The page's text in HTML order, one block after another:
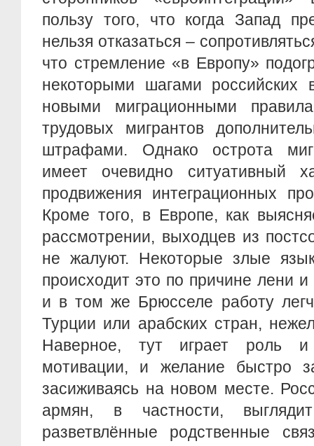
пользу того, что когда Запад
нельзя отказаться –
что стремление «в Европу»
некоторыми шагами российских
новыми миграционными
трудовых мигрантов
штрафами. Однако острота
имеет очевидно ситуативный
продвижения интеграционных
Кроме того, в Европе, как
рассмотрении, выходцев из
не жалуют. Некоторые злые
происходит это по причине лени и
и в том же Брюсселе работу
Турции или арабских стран,
Наверное, тут играет роль и
мотивации, и желание быстро
засиживаясь на новом месте.
армян, в частности, выглядит
разветвлённые родственные